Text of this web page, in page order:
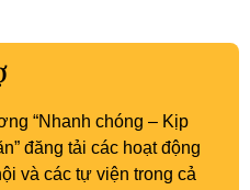
“Nhanh chóng – Kịp
đăng tải các hoạt động
và các tự viện trong cả